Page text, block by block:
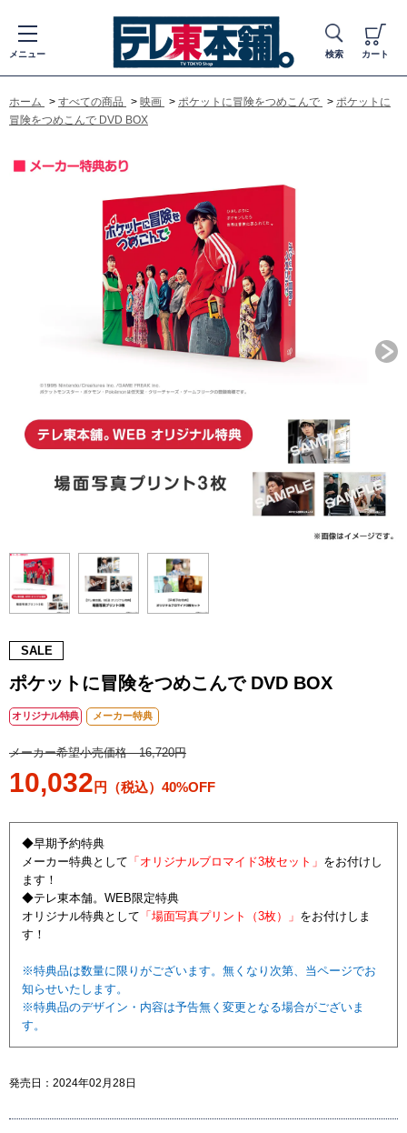
メニュー 検索 カート
ホーム > すべての商品 > 映画 > ポケットに冒険をつめこんで > ポケットに
冒険をつめこんで DVD BOX
SALE
ポケットに冒険をつめこんで DVD BOX
オリジナル特典 メーカー特典
メーカー希望小売価格 16,720円
10,032 円（税込）40%OFF
◆早期予約特典
メーカー特典として 「オリジナルブロマイド3枚セット」 をお付けし
ます！
◆テレ東本舗。WEB限定特典
オリジナル特典として 「場面写真プリント（3枚）」 をお付けしま
す！
※特典品は数量に限りがございます。無くなり次第、当ページでお
知らせいたします。
※特典品のデザイン・内容は予告無く変更となる場合がございま
す。
発売日： 2024年02月28日